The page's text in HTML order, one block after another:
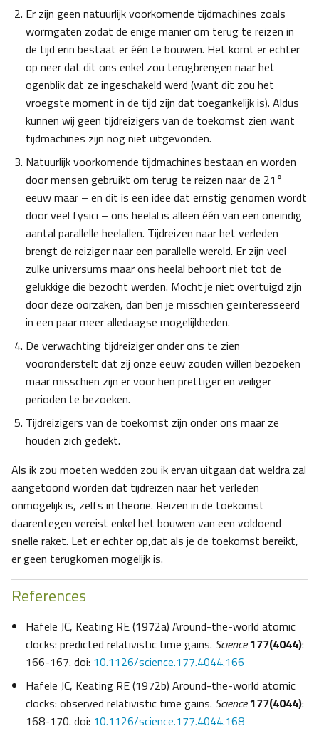
Er zijn geen natuurlijk voorkomende tijdmachines zoals
wormgaten zodat de enige manier om terug te reizen in
de tijd erin bestaat er één te bouwen. Het komt er echter
op neer dat dit ons enkel zou terugbrengen naar het
ogenblik dat ze ingeschakeld werd (want dit zou het
vroegste moment in de tijd zijn dat toegankelijk is). Aldus
kunnen wij geen tijdreizigers van de toekomst zien want
tijdmachines zijn nog niet uitgevonden.
Natuurlijk voorkomende tijdmachines bestaan en worden
door mensen gebruikt om terug te reizen naar de 21°
eeuw maar – en dit is een idee dat ernstig genomen wordt
door veel fysici – ons heelal is alleen één van een oneindig
aantal parallelle heelallen. Tijdreizen naar het verleden
brengt de reiziger naar een parallelle wereld. Er zijn veel
zulke universums maar ons heelal behoort niet tot de
gelukkige die bezocht werden. Mocht je niet overtuigd zijn
door deze oorzaken, dan ben je misschien geïnteresseerd
in een paar meer alledaagse mogelijkheden.
De verwachting tijdreiziger onder ons te zien
vooronderstelt dat zij onze eeuw zouden willen bezoeken
maar misschien zijn er voor hen prettiger en veiliger
perioden te bezoeken.
Tijdreizigers van de toekomst zijn onder ons maar ze
houden zich gedekt.
Als ik zou moeten wedden zou ik ervan uitgaan dat weldra zal
aangetoond worden dat tijdreizen naar het verleden
onmogelijk is, zelfs in theorie. Reizen in de toekomst
daarentegen vereist enkel het bouwen van een voldoend
snelle raket. Let er echter op,dat als je de toekomst bereikt,
er geen terugkomen mogelijk is.
References
Hafele JC, Keating RE (1972a) Around-the-world atomic
clocks: predicted relativistic time gains. Science177(4044):
166-167. doi: 10.1126/science.177.4044.166
Hafele JC, Keating RE (1972b) Around-the-world atomic
clocks: observed relativistic time gains. Science177(4044):
168-170. doi: 10.1126/science.177.4044.168